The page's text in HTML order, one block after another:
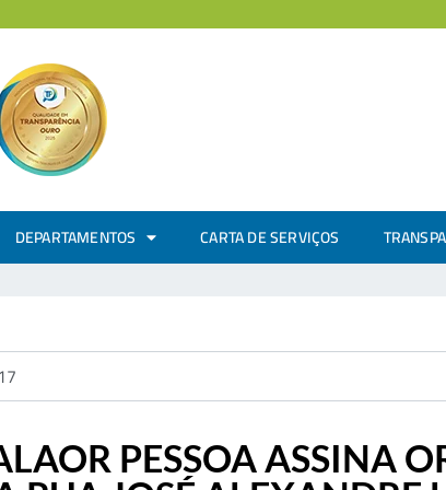
DEPARTAMENTOS CARTA DE SERVIÇOS
PESSOA ASSINA